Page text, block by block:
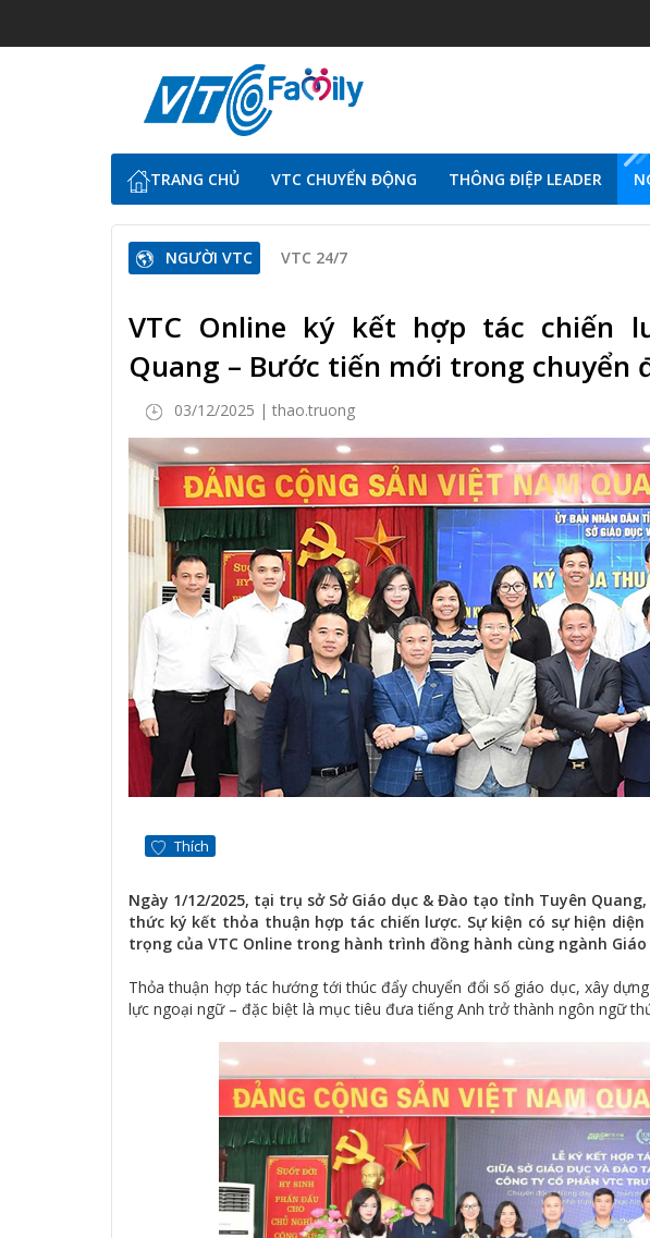
TRANG CHỦ VTC CHUYỂN ĐỘNG THÔNG ĐIỆP LEADER
NGƯỜI VTC VTC 24/7
VTC Online ký kết hợp tác chiến
Quang – Bước tiến mới trong chuyển
03/12/2025 | thao.truong
Thích
Ngày 1/12/2025, tại trụ sở Sở Giáo dục & Đào tạo tỉnh Tuyên
thức ký kết thỏa thuận hợp tác chiến lược. Sự kiện có sự hiện
trọng của VTC Online trong hành trình đồng hành cùng ngành
Thỏa thuận hợp tác hướng tới thúc đẩy chuyển đổi số giáo dục, xây
lực ngoại ngữ – đặc biệt là mục tiêu đưa tiếng Anh trở thành ngôn ngữ